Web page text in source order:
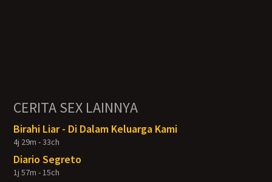
CERITA SEX LAINNYA
Birahi Liar - Di Dalam Keluarga Kami
4j 29m - 33ch
Diario Segreto
1j 57m - 15ch